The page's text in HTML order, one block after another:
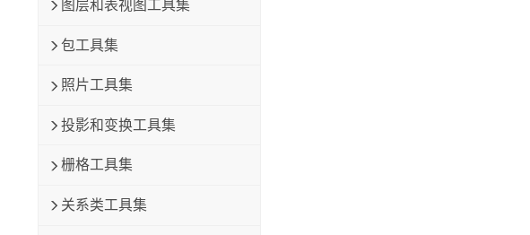
图层和表视图工具集
包工具集
照片工具集
投影和变换工具集
栅格工具集
关系类工具集